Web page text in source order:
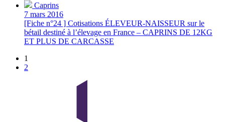
Caprins
7 mars 2016
[Fiche n°24 ] Cotisations ÉLEVEUR-NAISSEUR sur le
bétail destiné à l’élevage en France – CAPRINS DE 12KG
ET PLUS DE CARCASSE
1
2